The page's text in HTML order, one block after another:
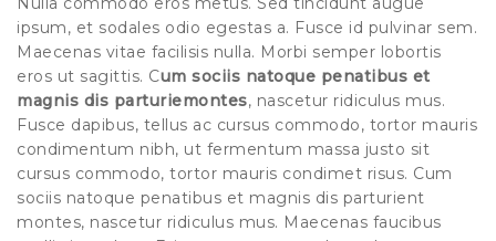
ipsum, et sodales odio egestas a. Fusce id pulvinar sem.
Maecenas vitae facilisis nulla. Morbi semper lobortis
eros ut sagittis. Cum sociis natoque penatibus et
magnis dis parturiemontes, nascetur ridiculus mus.
Fusce dapibus, tellus ac cursus commodo, tortor mauris
condimentum nibh, ut fermentum massa justo sit
cursus commodo, tortor mauris condimet risus. Cum
sociis natoque penatibus et magnis dis parturient
montes, nascetur ridiculus mus. Maecenas faucibus